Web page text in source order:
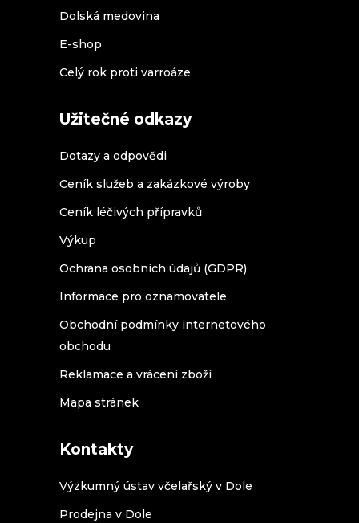
Dolská medovina
E-shop
Celý rok proti varroáze
Užitečné odkazy
Dotazy a odpovědi
Ceník služeb a zakázkové výroby
Ceník léčivých přípravků
Výkup
Ochrana osobních údajů (GDPR)
Informace pro oznamovatele
Obchodní podmínky internetového
obchodu
Reklamace a vrácení zboží
Mapa stránek
Kontakty
Výzkumný ústav včelařský v Dole
Prodejna v Dole